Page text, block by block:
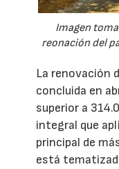
Imagen
reonación del
La renovación
concluida en
superior a
integral que
principal de
está